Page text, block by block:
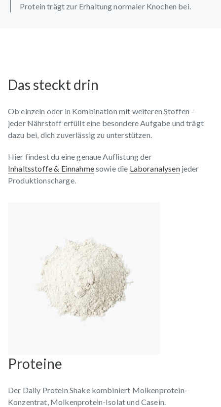
Protein trägt zur Erhaltung normaler Knochen bei.
Das steckt drin
Ob einzeln oder in Kombination mit weiteren Stoffen –
jeder Nährstoff erfüllt eine besondere Aufgabe und trägt
dazu bei, dich zuverlässig zu unterstützen.
Hier findest du eine genaue Auflistung der
Inhaltsstoffe & Einnahmesowie die Laboranalysenjeder
Produktionscharge.
Proteine
Der Daily Protein Shake kombiniert Molkenprotein-
Konzentrat, Molkenprotein-Isolat und Casein.